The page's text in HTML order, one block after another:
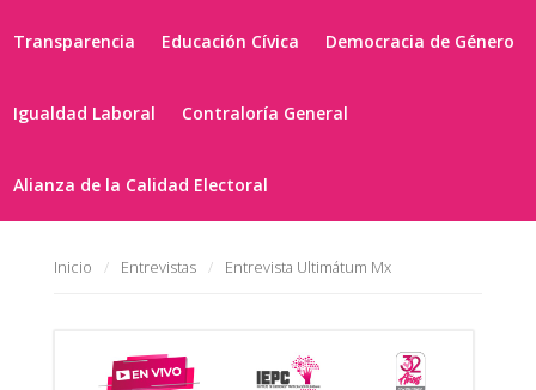
Transparencia Educación Cívica Democracia de Género
Igualdad Laboral Contraloría General
Alianza de la Calidad Electoral
Inicio Entrevistas Entrevista Ultimátum Mx